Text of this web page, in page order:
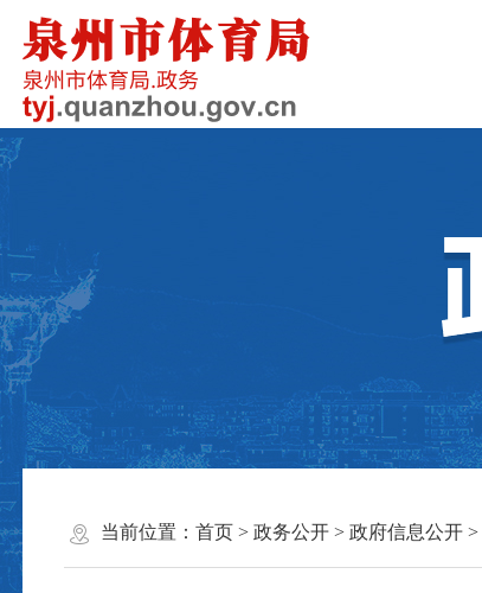
当前位置： 首页> 政务公开> 政府信息公开>